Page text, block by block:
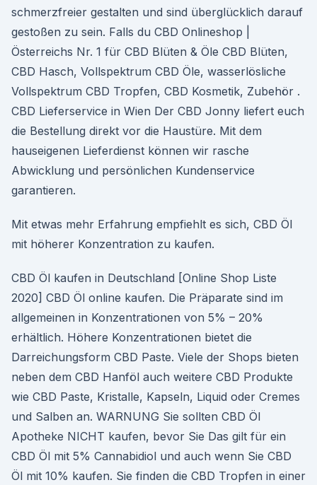
schmerzfreier gestalten und sind überglücklich darauf
gestoßen zu sein. Falls du CBD Onlineshop |
Österreichs Nr. 1 für CBD Blüten & Öle CBD Blüten,
CBD Hasch, Vollspektrum CBD Öle, wasserlösliche
Vollspektrum CBD Tropfen, CBD Kosmetik, Zubehör .
CBD Lieferservice in Wien Der CBD Jonny liefert euch
die Bestellung direkt vor die Haustüre. Mit dem
hauseigenen Lieferdienst können wir rasche
Abwicklung und persönlichen Kundenservice
garantieren.
Mit etwas mehr Erfahrung empfiehlt es sich, CBD Öl
mit höherer Konzentration zu kaufen.
CBD Öl kaufen in Deutschland [Online Shop Liste
2020] CBD Öl online kaufen. Die Präparate sind im
allgemeinen in Konzentrationen von 5% – 20%
erhältlich. Höhere Konzentrationen bietet die
Darreichungsform CBD Paste. Viele der Shops bieten
neben dem CBD Hanföl auch weitere CBD Produkte
wie CBD Paste, Kristalle, Kapseln, Liquid oder Cremes
und Salben an. WARNUNG Sie sollten CBD Öl
Apotheke NICHT kaufen, bevor Sie Das gilt für ein
CBD Öl mit 5% Cannabidiol und auch wenn Sie CBD
Öl mit 10% kaufen. Sie finden die CBD Tropfen in einer